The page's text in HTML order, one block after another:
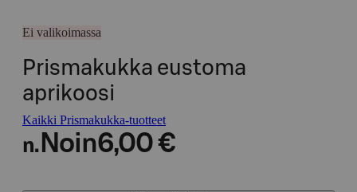
Ei valikoimassa
Prismakukka eustoma
aprikoosi
Kaikki Prismakukka-tuotteet
n. Noin6,00 €